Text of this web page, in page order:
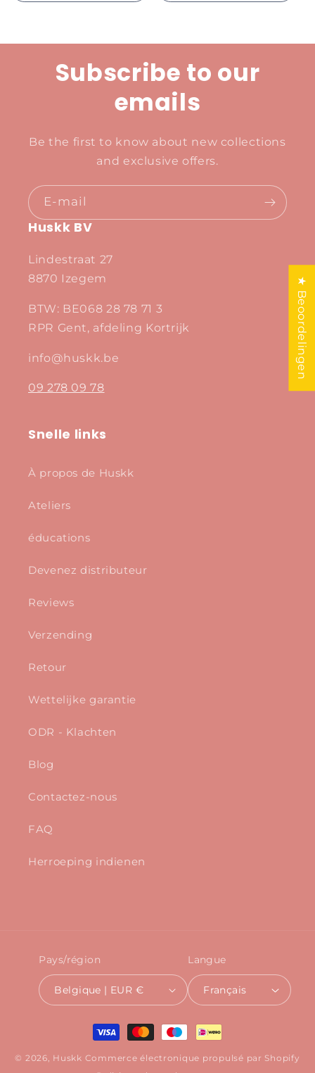
Subscribe to our
emails
Be the first to know about new collections
and exclusive offers.
E-mail
Huskk BV
Lindestraat 27
8870 Izegem
BTW: BE068 28 78 71 3
RPR Gent, afdeling Kortrijk
info@huskk.be
09 278 09 78
Snelle links
À propos de Huskk
Ateliers
éducations
Devenez distributeur
Reviews
Verzending
Retour
Wettelijke garantie
ODR - Klachten
Blog
Contactez-nous
FAQ
Herroeping indienen
Pays/région
Belgique | EUR €
Langue
Français
Moyens
de
paiement
© 2026, Huskk Commerce électronique propulsé par Shopify
★ Beoordelingen